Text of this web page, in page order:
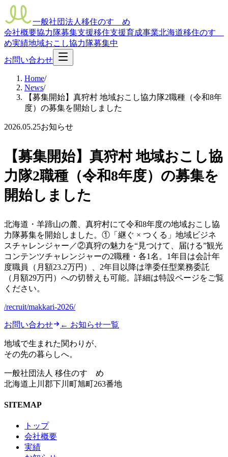
一般社団法人移住のすゝめ
会社概要協力隊募集支援移住支援育成事業北海道移住のすゝ
め実績地域おこし協力隊募集中
お問い合わせ
Home/
News/
【募集開始】真狩村 地域おこし協力隊2職種（令和8年
度）の募集を開始しました
2026.05.25お知らせ
【募集開始】真狩村 地域おこし協
力隊2職種（令和8年度）の募集を
開始しました
北海道・羊蹄山の麓、真狩村にて令和8年度の地域おこし協
力隊募集を開始しました。①「継ぐ × つくる」地域ビジネ
スチャレンジャー／②真狩の魅力を“見つけて、届ける”観光
コンテンツチャレンジャーの2職種・各1名。1年目は会計年
度職員（月額23.2万円）、2年目以降は準委任型業務委託
（月額29万円）への切替えも可能。詳細は特設ページをご覧
ください。
/recruit/makkari-2026/
お問い合わせ ← お知らせ一覧
地域で生まれた関わりが、
その先の暮らしへ。
一般社団法人 移住のすゝめ
北海道上川郡下川町旭町263番地
SITEMAP
トップ
会社概要
実績